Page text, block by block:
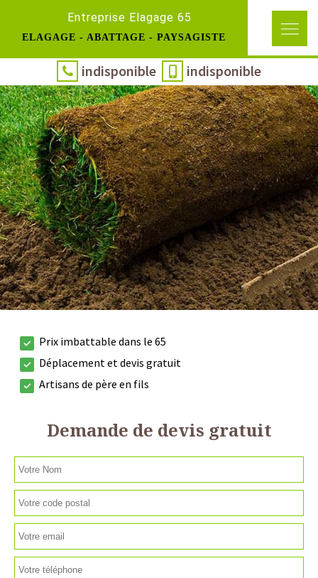
Entreprise Elagage 65
ELAGAGE - ABATTAGE - PAYSAGISTE
indisponible indisponible
Prix imbattable dans le 65
Déplacement et devis gratuit
Artisans de père en fils
Demande de devis gratuit